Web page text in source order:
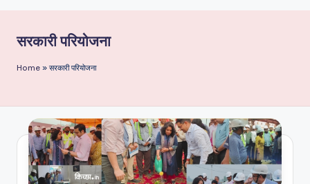
सरकारी परियोजना
Home » सरकारी परियोजना